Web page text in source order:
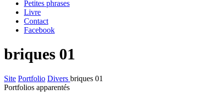
Petites phrases
Livre
Contact
Facebook
briques 01
Site Portfolio Divers briques 01
Portfolios apparentés